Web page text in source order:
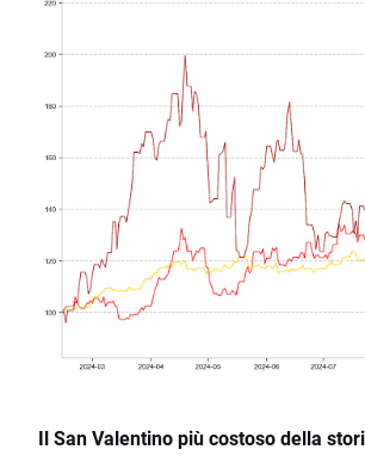
Il San Valentino più costoso della